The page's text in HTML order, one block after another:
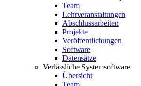
Team
Lehrveranstaltungen
Abschlussarbeiten
Projekte
Veröffentlichungen
Software
Datensätze
Verlässliche Systemsoftware
Übersicht
Team